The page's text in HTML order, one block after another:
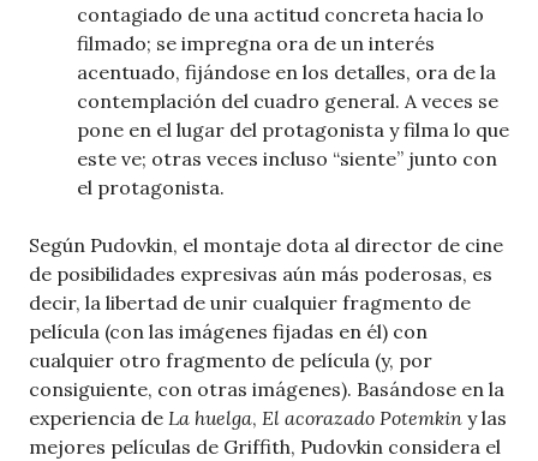
contagiado de una actitud concreta hacia lo
filmado; se impregna ora de un interés
acentuado, fijándose en los detalles, ora de la
contemplación del cuadro general. A veces se
pone en el lugar del protagonista y filma lo que
este ve; otras veces incluso “siente” junto con
el protagonista.
Según Pudovkin, el montaje dota al director de cine
de posibilidades expresivas aún más poderosas, es
decir, la libertad de unir cualquier fragmento de
película (con las imágenes fijadas en él) con
cualquier otro fragmento de película (y, por
consiguiente, con otras imágenes). Basándose en la
experiencia de La huelga, El acorazado Potemkin y las
mejores películas de Griffith, Pudovkin considera el